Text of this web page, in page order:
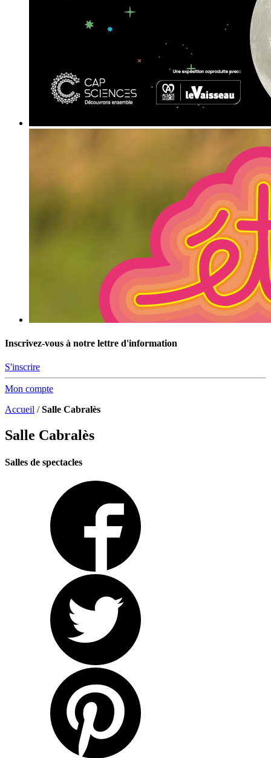
Inscrivez-vous à notre lettre d'information
S'inscrire
Mon compte
Accueil /Salle Cabralès
Salle Cabralès
Salles de spectacles